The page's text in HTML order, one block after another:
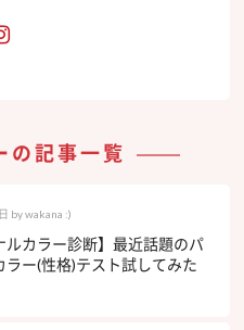
の記事一覧
by wakana :)
ルカラー診断】最近話題のパ
ラー(性格)テスト試してみた